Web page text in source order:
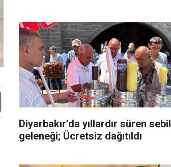
Diyarbakır’da yıllardır süren sebil
geleneği; Ücretsiz dağıtıldı